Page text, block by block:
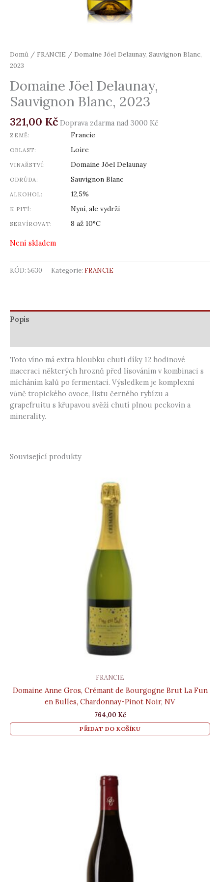
Domů / FRANCIE / Domaine Jöel Delaunay, Sauvignon Blanc,
2023
Domaine Jöel Delaunay,
Sauvignon Blanc, 2023
321,00 Kč Doprava zdarma nad 3000 Kč
ZEMĚ: Francie
OBLAST: Loire
VINAŘSTVÍ: Domaine Jöel Delaunay
ODRŮDA: Sauvignon Blanc
ALKOHOL: 12,5%
K PITÍ: Nyní, ale vydrží
SERVÍROVAT: 8 až 10°C
Není skladem
KÓD: 5630 Kategorie: FRANCIE
Popis
Toto víno má extra hloubku chuti díky 12 hodinové
maceraci některých hroznů před lisováním v kombinaci s
mícháním kalů po fermentaci. Výsledkem je komplexní
vůně tropického ovoce, listu černého rybízu a
grapefruitu s křupavou svěží chutí plnou peckovin a
minerality.
Související produkty
FRANCIE
Domaine Anne Gros, Crémant de Bourgogne Brut La Fun
en Bulles, Chardonnay-Pinot Noir, NV
764,00 Kč
PŘIDAT DO KOŠÍKU